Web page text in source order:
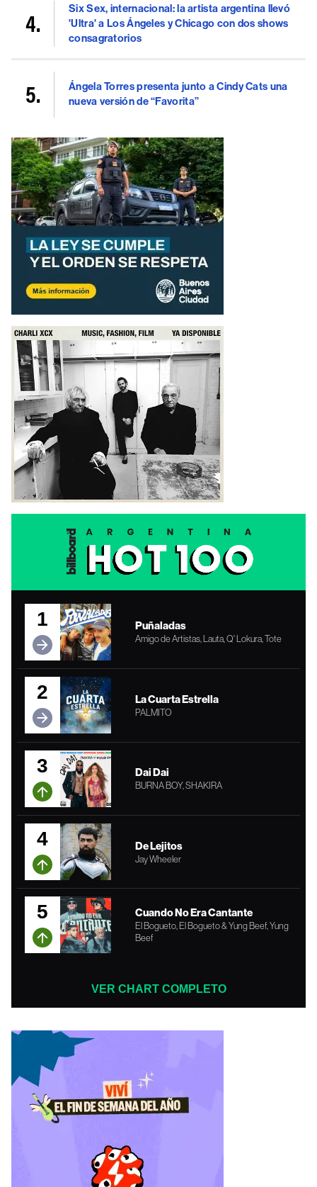
Six Sex, internacional: la artista argentina llevó
'Ultra' a Los Ángeles y Chicago con dos shows
consagratorios
Ángela Torres presenta junto a Cindy Cats una
nueva versión de “Favorita”
1 Puñaladas
Amigo de Artistas, Lauta, Q' Lokura, Tote
2 La Cuarta Estrella
PALMITO
3 Dai Dai
BURNA BOY, SHAKIRA
4 De Lejitos
Jay Wheeler
5 Cuando No Era Cantante
El Bogueto, El Bogueto & Yung Beef, Yung
Beef
VER CHART COMPLETO